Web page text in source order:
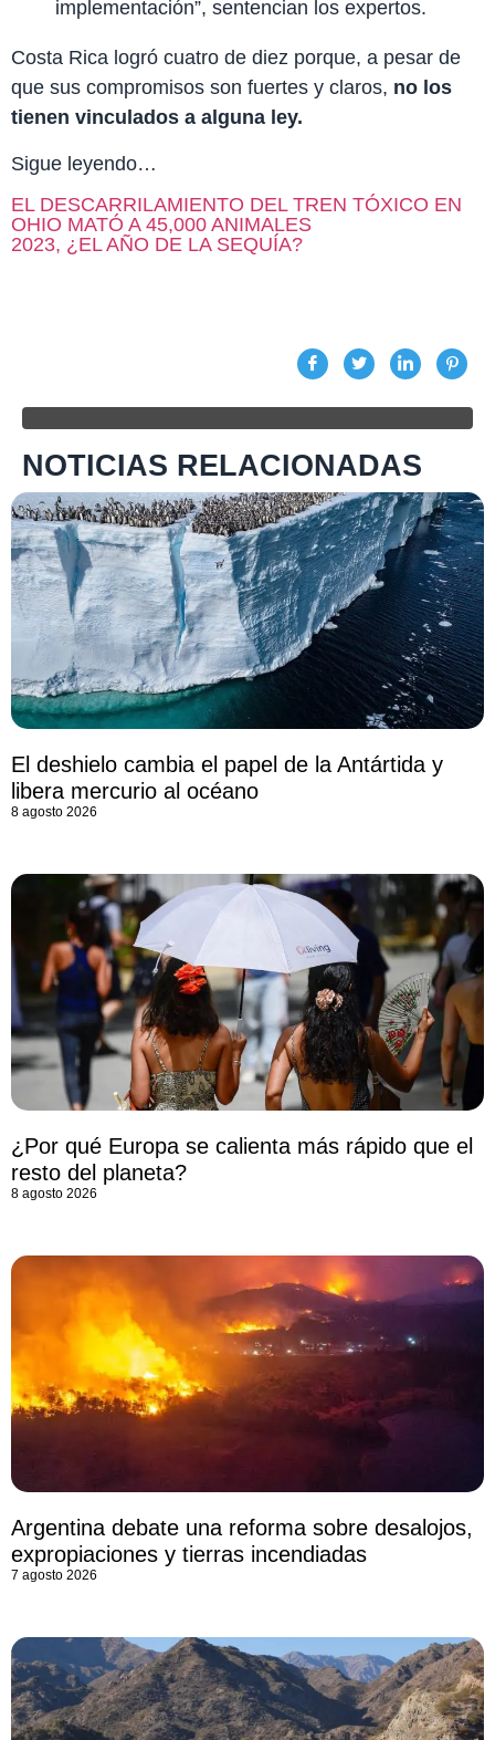
implementación”, sentencian los expertos.
Costa Rica logró cuatro de diez porque, a pesar de
que sus compromisos son fuertes y claros, no los
tienen vinculados a alguna ley.
Sigue leyendo…
EL DESCARRILAMIENTO DEL TREN TÓXICO EN
OHIO MATÓ A 45,000 ANIMALES
2023, ¿EL AÑO DE LA SEQUÍA?
NOTICIAS RELACIONADAS
El deshielo cambia el papel de la Antártida y
libera mercurio al océano
8 agosto 2026
¿Por qué Europa se calienta más rápido que el
resto del planeta?
8 agosto 2026
Argentina debate una reforma sobre desalojos,
expropiaciones y tierras incendiadas
7 agosto 2026